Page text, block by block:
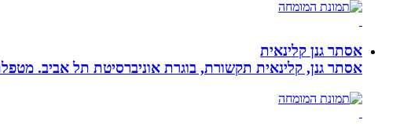
אסתר גנן קלינאית
אסתר גנן, קלינאית תקשורת, בוגרת אוניברסיטת תל אביב.